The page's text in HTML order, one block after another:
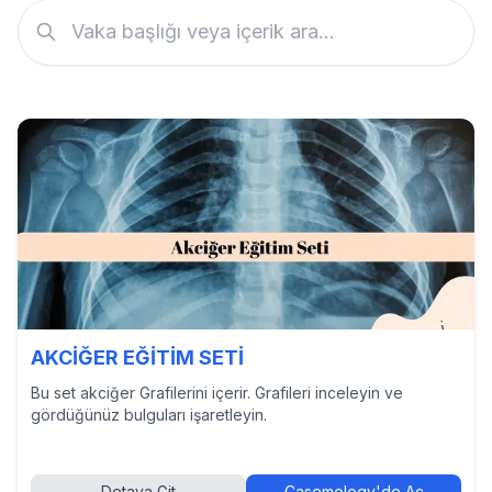
AKCİĞER EĞİTİM SETİ
Bu set akciğer Grafilerini içerir. Grafileri inceleyin ve
gördüğünüz bulguları işaretleyin.